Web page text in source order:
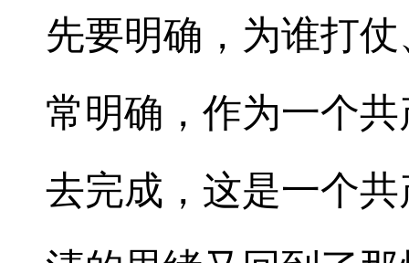
先要明确，为谁打
常明确，作为一个
去完成，这是一个